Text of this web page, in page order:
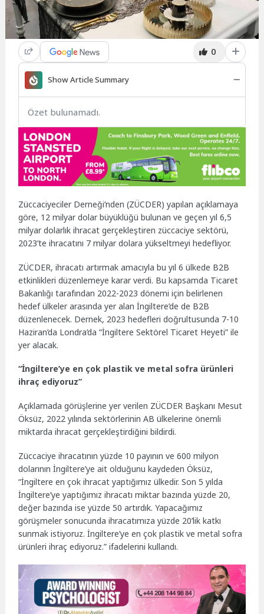
0
Show Article Summary
Özet bulunamadı.
Züccaciyeciler Derneği’nden (ZÜCDER) yapılan açıklamaya
göre, 12 milyar dolar büyüklüğü bulunan ve geçen yıl 6,5
milyar dolarlık ihracat gerçekleştiren züccaciye sektörü,
2023’te ihracatını 7 milyar dolara yükseltmeyi hedefliyor.
ZÜCDER, ihracatı artırmak amacıyla bu yıl 6 ülkede B2B
etkinlikleri düzenlemeye karar verdi. Bu kapsamda Ticaret
Bakanlığı tarafından 2022-2023 dönemi için belirlenen
hedef ülkeler arasında yer alan İngiltere’de de B2B
düzenlenecek. Dernek, 2023 hedefleri doğrultusunda 7-10
Haziran’da Londra’da “İngiltere Sektörel Ticaret Heyeti” ile
yer alacak.
“İngiltere’ye en çok plastik ve metal sofra ürünleri
ihraç ediyoruz”
Açıklamada görüşlerine yer verilen ZÜCDER Başkanı Mesut
Öksüz, 2022 yılında sektörlerinin AB ülkelerine önemli
miktarda ihracat gerçekleştirdiğini bildirdi.
Züccaciye ihracatının yüzde 10 payının ve 600 milyon
dolarının İngiltere’ye ait olduğunu kaydeden Öksüz,
“İngiltere en çok ihracat yaptığımız ülkedir. Son 5 yılda
İngiltere’ye yaptığımız ihracatı miktar bazında yüzde 20,
değer bazında ise yüzde 50 artırdık. Yapacağımız
görüşmeler sonucunda ihracatımıza yüzde 20’lik katkı
sunmak istiyoruz. İngiltere’ye en çok plastik ve metal sofra
ürünleri ihraç ediyoruz​​​​​​​.” ifadelerini kullandı.